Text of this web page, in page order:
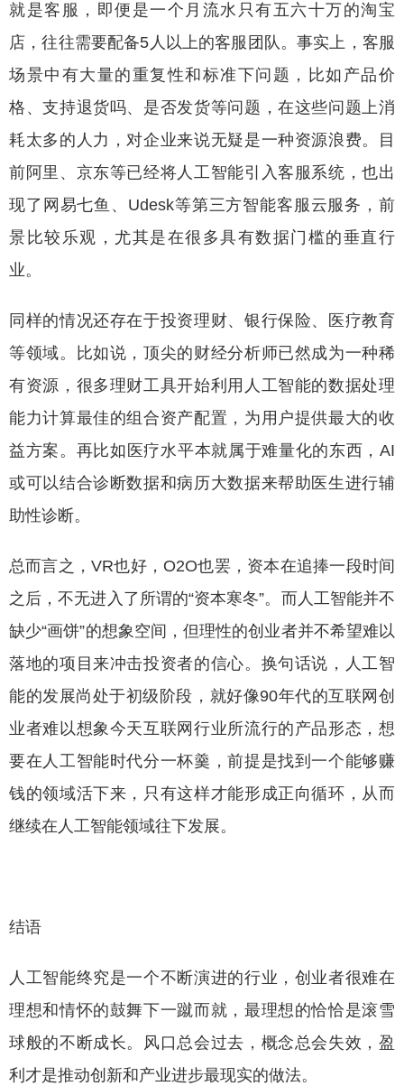
就是客服，即便是一个月流水只有五六十万的淘宝
店，往往需要配备5人以上的客服团队。事实上，客服
场景中有大量的重复性和标准下问题，比如产品价
格、支持退货吗、是否发货等问题，在这些问题上消
耗太多的人力，对企业来说无疑是一种资源浪费。目
前阿里、京东等已经将人工智能引入客服系统，也出
现了网易七鱼、Udesk等第三方智能客服云服务，前
景比较乐观，尤其是在很多具有数据门槛的垂直行
业。
同样的情况还存在于投资理财、银行保险、医疗教育
等领域。比如说，顶尖的财经分析师已然成为一种稀
有资源，很多理财工具开始利用人工智能的数据处理
能力计算最佳的组合资产配置，为用户提供最大的收
益方案。再比如医疗水平本就属于难量化的东西，AI
或可以结合诊断数据和病历大数据来帮助医生进行辅
助性诊断。
总而言之，VR也好，O2O也罢，资本在追捧一段时间
之后，不无进入了所谓的“资本寒冬”。而人工智能并不
缺少“画饼”的想象空间，但理性的创业者并不希望难以
落地的项目来冲击投资者的信心。换句话说，人工智
能的发展尚处于初级阶段，就好像90年代的互联网创
业者难以想象今天互联网行业所流行的产品形态，想
要在人工智能时代分一杯羹，前提是找到一个能够赚
钱的领域活下来，只有这样才能形成正向循环，从而
继续在人工智能领域往下发展。
结语
人工智能终究是一个不断演进的行业，创业者很难在
理想和情怀的鼓舞下一蹴而就，最理想的恰恰是滚雪
球般的不断成长。风口总会过去，概念总会失效，盈
利才是推动创新和产业进步最现实的做法。